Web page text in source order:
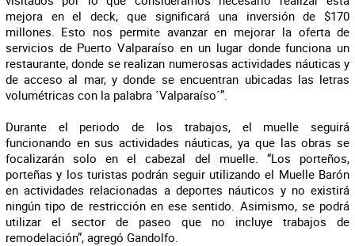
mejora en el deck, que significará una inversión de $170
millones. Esto nos permite avanzar en mejorar la oferta de
servicios de Puerto Valparaíso en un lugar donde funciona un
restaurante, donde se realizan numerosas actividades náuticas y
de acceso al mar, y donde se encuentran ubicadas las letras
volumétricas con la palabra ´Valparaíso´”.
Durante el periodo de los trabajos, el muelle seguirá
funcionando en sus actividades náuticas, ya que las obras se
focalizarán solo en el cabezal del muelle. “Los porteños,
porteñas y los turistas podrán seguir utilizando el Muelle Barón
en actividades relacionadas a deportes náuticos y no existirá
ningún tipo de restricción en ese sentido. Asimismo, se podrá
utilizar el sector de paseo que no incluye trabajos de
remodelación”, agregó Gandolfo.